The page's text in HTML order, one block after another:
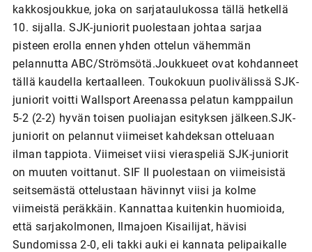
kakkosjoukkue, joka on sarjataulukossa tällä hetkellä
10. sijalla. SJK-juniorit puolestaan johtaa sarjaa
pisteen erolla ennen yhden ottelun vähemmän
pelannutta ABC/Strömsötä.Joukkueet ovat kohdanneet
tällä kaudella kertaalleen. Toukokuun puolivälissä SJK-
juniorit voitti Wallsport Areenassa pelatun kamppailun
5-2 (2-2) hyvän toisen puoliajan esityksen jälkeen.SJK-
juniorit on pelannut viimeiset kahdeksan otteluaan
ilman tappiota. Viimeiset viisi vieraspeliä SJK-juniorit
on muuten voittanut. SIF II puolestaan on viimeisistä
seitsemästä ottelustaan hävinnyt viisi ja kolme
viimeistä peräkkäin. Kannattaa kuitenkin huomioida,
että sarjakolmonen, Ilmajoen Kisailijat, hävisi
Sundomissa 2-0, eli takki auki ei kannata pelipaikalle